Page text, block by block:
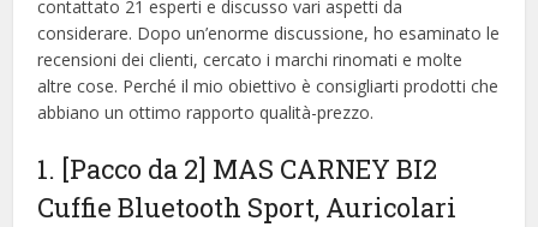
contattato 21 esperti e discusso vari aspetti da
considerare. Dopo un’enorme discussione, ho esaminato le
recensioni dei clienti, cercato i marchi rinomati e molte
altre cose. Perché il mio obiettivo è consigliarti prodotti che
abbiano un ottimo rapporto qualità-prezzo.
1. [Pacco da 2] MAS CARNEY BI2
Cuffie Bluetooth Sport, Auricolari